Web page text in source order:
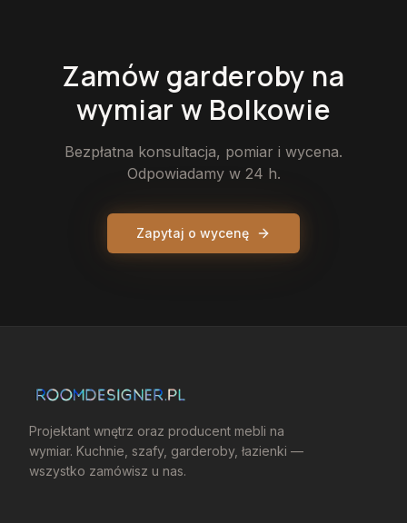
Zamów garderoby na
wymiar w Bolkowie
Bezpłatna konsultacja, pomiar i wycena.
Odpowiadamy w 24 h.
Zapytaj o wycenę
Projektant wnętrz oraz producent mebli na
wymiar. Kuchnie, szafy, garderoby, łazienki —
wszystko zamówisz u nas.